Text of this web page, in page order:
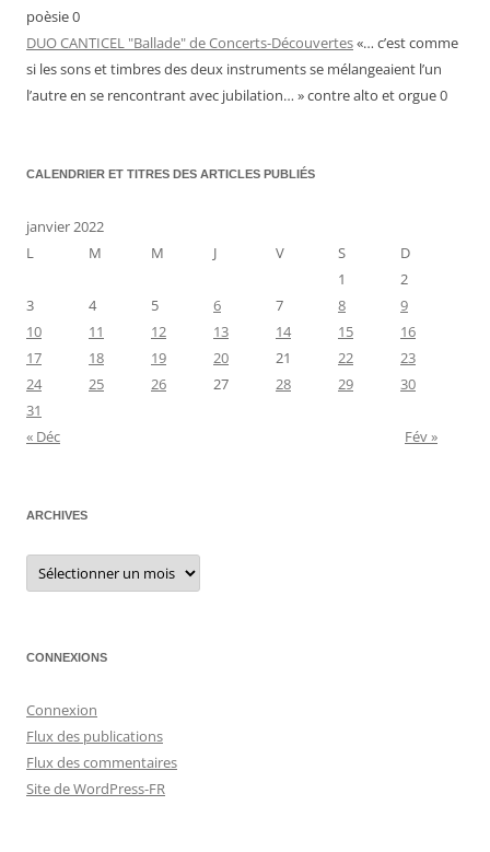
poèsie 0
DUO CANTICEL "Ballade" de Concerts-Découvertes«… c’est comme
si les sons et timbres des deux instruments se mélangeaient l’un
l’autre en se rencontrant avec jubilation… » contre alto et orgue 0
CALENDRIER ET TITRES DES ARTICLES PUBLIÉS
janvier 2022
L
M M J V S
D
1
2
3
4 5 6 7 8
9
10
11 12 13 14 15
16
17
18 19 20 21 22
23
24
25 26 27 28 29
30
31
« Déc
Fév »
ARCHIVES
Archives
CONNEXIONS
Connexion
Flux des publications
Flux des commentaires
Site de WordPress-FR